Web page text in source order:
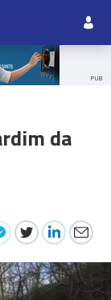
PUB
da